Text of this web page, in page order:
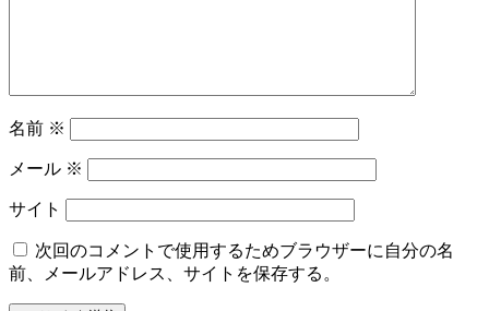
名前 ※
メール ※
サイト
次回のコメントで使用するためブラウザーに自分の名
前、メールアドレス、サイトを保存する。